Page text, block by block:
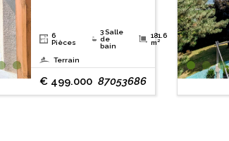
6
Pièces
3 Salle
de
bain
181.6
m²
Terrain
€ 499.000 87053686